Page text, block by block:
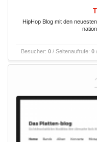
HipHop Blog mit den
Besucher: 0/ Seitenaufrufe: 0/